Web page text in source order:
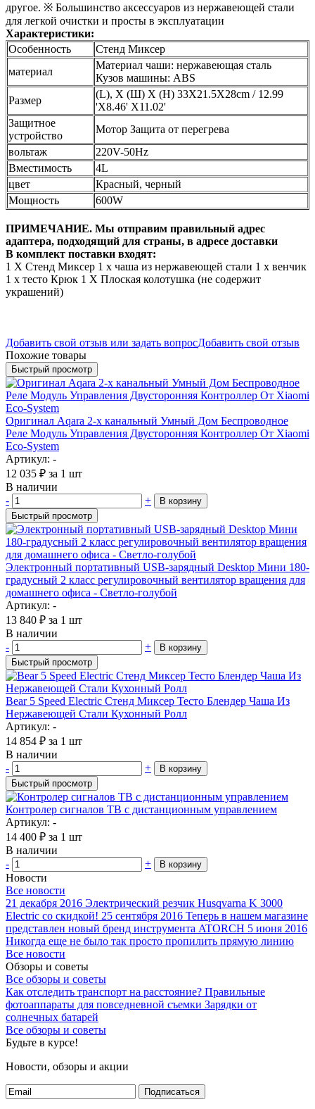
другое. ※ Большинство аксессуаров из нержавеющей стали
для легкой очистки и просты в эксплуатации
Характеристики:
Особенность
Стенд Миксер
материал
Материал чаши: нержавеющая сталь
Кузов машины: ABS
Размер
(L), Х (Ш) Х (Н) 33X21.5X28cm / 12.99
'X8.46' X11.02'
Защитное
устройство
Мотор Защита от перегрева
вольтаж
220V-50Hz
Вместимость
4L
цвет
Красный, черный
Мощность
600W
ПРИМЕЧАНИЕ. Мы отправим правильный адрес
адаптера, подходящий для страны, в адресе доставки
В комплект поставки входят:
1 X Стенд Миксер 1 х чаша из нержавеющей стали 1 х венчик
1 х тесто Крюк 1 X Плоская колотушка (не содержит
украшений)
Добавить свой отзыв или задать вопросДобавить свой отзыв
Похожие товары
Быстрый просмотр
Оригинал Aqara 2-х канальный Умный Дом Беспроводное
Реле Модуль Управления Двусторонняя Контроллер От Xiaomi
Eco-System
Артикул: -
12 035 ₽ за 1 шт
В наличии
-
+
В корзину
Быстрый просмотр
Электронный портативный USB-зарядный Desktop Мини 180-
градусный 2 класс регулировочный вентилятор вращения для
домашнего офиса - Светло-голубой
Артикул: -
13 840 ₽ за 1 шт
В наличии
-
+
В корзину
Быстрый просмотр
Bear 5 Speed Electric Стенд Миксер Тесто Блендер Чаша Из
Нержавеющей Стали Кухонный Ролл
Артикул: -
14 854 ₽ за 1 шт
В наличии
-
+
В корзину
Быстрый просмотр
Контролер сигналов ТВ с дистанционным управлением
Артикул: -
14 400 ₽ за 1 шт
В наличии
-
+ В корзину
Новости
Все новости
21 декабря 2016 Электрический резчик Husqvarna K 3000
Electric со скидкой! 25 сентября 2016 Теперь в нашем магазине
представлен новый бренд инструмента ATORCH 5 июня 2016
Никогда еще не было так просто пропилить прямую линию
Все новости
Обзоры и советы
Все обзоры и советы
Как отследить транспорт на расстояние? Правильные
фотоаппараты для повседневной съемки Зарядки от
солнечных батарей
Все обзоры и советы
Будьте в курсе!
Новости, обзоры и акции
Подписаться